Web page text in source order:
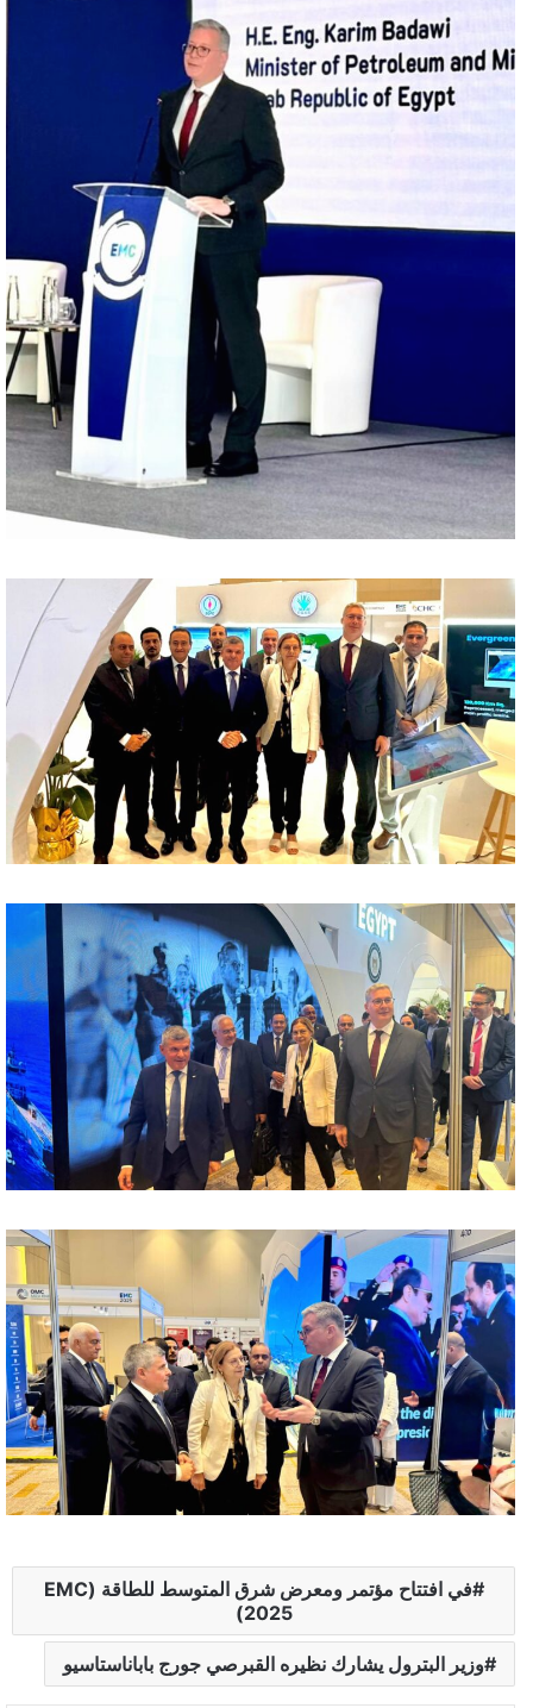
في افتتاح مؤتمر ومعرض شرق المتوسط للطاقة (EMC
2025)
وزير البترول يشارك نظيره القبرصي جورج باباناستاسيو